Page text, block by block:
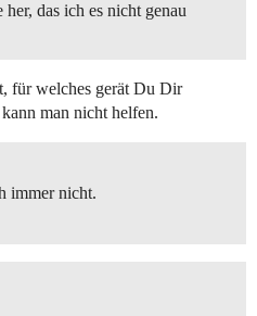
das ich es nicht genau
für welches gerät Du Dir
man nicht helfen.
immer nicht.